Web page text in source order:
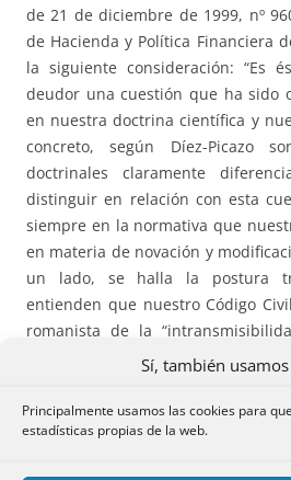
Sí, también
Principalmente usamos las cookies para
estadísticas propias de la web.
de 21 de diciembre de 1999, nº
de Hacienda y Política Financiera
la siguiente consideración: “Es
deudor una cuestión que ha sido
en nuestra doctrina científica y
concreto, según Díez-Picazo
doctrinales claramente
distinguir en relación con esta
siempre en la normativa que
en materia de novación y
un lado, se halla la postura
entienden que nuestro Código
romanista de la
suerte que no existe ningún
del deudor, que no sea el
alcance, además, de que la
de deudor crea una relación